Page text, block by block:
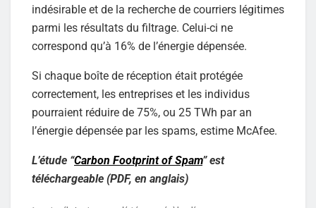
indésirable et de la recherche de courriers légitimes
parmi les résultats du filtrage. Celui-ci ne
correspond qu’à 16% de l’énergie dépensée.
Si chaque boîte de réception était protégée
correctement, les entreprises et les individus
pourraient réduire de 75%, ou 25 TWh par an
l’énergie dépensée par les spams, estime McAfee.
L’étude “Carbon Footprint of Spam”est
téléchargeable (PDF, en anglais)